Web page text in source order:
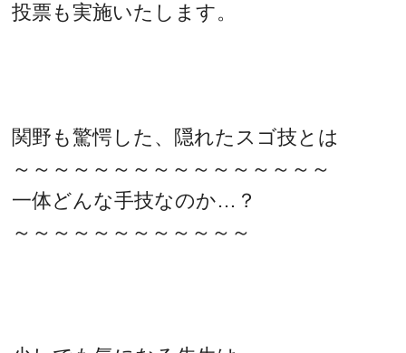
投票も実施いたします。
関野も驚愕した、隠れたスゴ技とは
～～～～～～～～～～～～～～～～
一体どんな手技なのか…？
～～～～～～～～～～～～